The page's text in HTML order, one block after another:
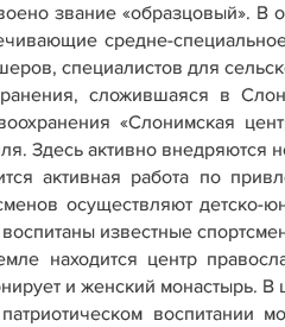
звание «образцовый».
средне-
специалистов для
сложившаяся в
«Слонимская
Здесь активно внедряются
активная работа по
осуществляют
известные
находится центр
и женский монастырь. В
воспитании